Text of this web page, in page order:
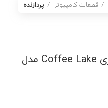
قطعات کامپیوتر پردازنده
پردازنده مرکزی اینتل سری Coffee Lake مدل